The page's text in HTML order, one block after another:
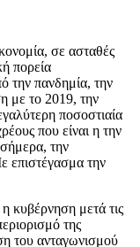
σε ασταθές
πορεία
την πανδημία, την
με το 2019, την
ποσοστιαία
που είναι η την
την
επιστέγασμα την
κυβέρνηση μετά τις
της
του ανταγωνισμού